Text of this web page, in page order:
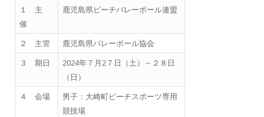
１ 主
催
鹿児島県ビーチバレーボール連盟
２ 主管
鹿児島県バレーボール協会
３ 期日
2024年７月2７日（土）～２８日
（日）
４ 会場
男子：大崎町ビーチスポーツ専用
競技場